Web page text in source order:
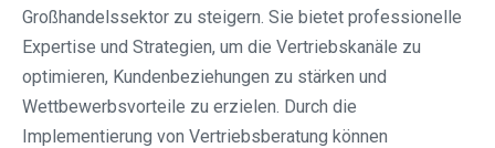
Großhandelssektor zu steigern. Sie bietet professionelle
Expertise und Strategien, um die Vertriebskanäle zu
optimieren, Kundenbeziehungen zu stärken und
Wettbewerbsvorteile zu erzielen. Durch die
Implementierung von Vertriebsberatung können